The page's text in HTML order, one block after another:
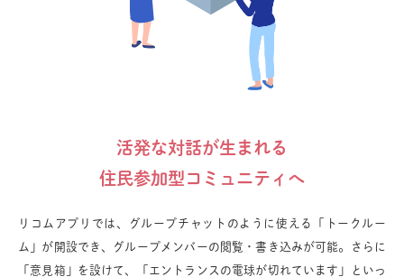
活発な対話が生まれる
住民参加型コミュニティへ
リコムアプリでは、グループチャットのように使える「トークルー
ム」が開設でき、グループメンバーの閲覧・書き込みが可能。さらに
「意見箱」を設けて、「エントランスの電球が切れています」といっ